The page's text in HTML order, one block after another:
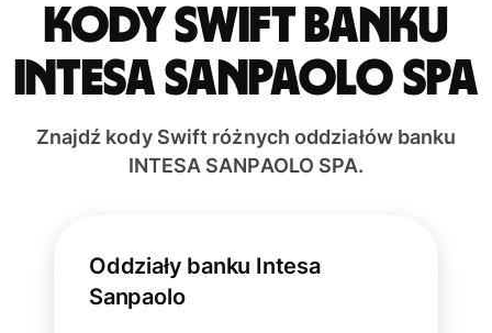
Kody Swift banku
INTESA SANPAOLO SPA
Znajdź kody Swift różnych oddziałów banku
INTESA SANPAOLO SPA.
Oddziały banku Intesa
Sanpaolo